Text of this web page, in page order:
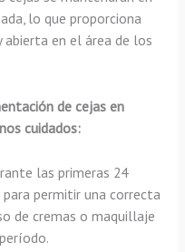
lo que proporciona
abierta en el área de los
de cejas en
cuidados:
las primeras 24
permitir una correcta
de cremas o maquillaje